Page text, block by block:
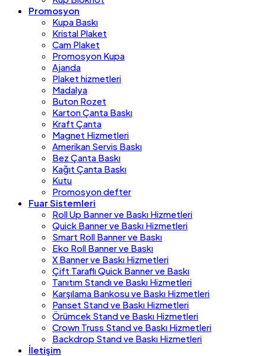
Promosyon
Kupa Baskı
Kristal Plaket
Cam Plaket
Promosyon Kupa
Ajanda
Plaket hizmetleri
Madalya
Buton Rozet
Karton Çanta Baskı
Kraft Çanta
Magnet Hizmetleri
Amerikan Servis Baskı
Bez Çanta Baskı
Kağıt Çanta Baskı
Kutu
Promosyon defter
Fuar Sistemleri
Roll Up Banner ve Baskı Hizmetleri
Quick Banner ve Baskı Hizmetleri
Smart Roll Banner ve Baskı
Eko Roll Banner ve Baskı
X Banner ve Baskı Hizmetleri
Çift Taraflı Quick Banner ve Baskı
Tanıtım Standı ve Baskı Hizmetleri
Karşılama Bankosu ve Baskı Hizmetleri
Panset Stand ve Baskı Hizmetleri
Örümcek Stand ve Baskı Hizmetleri
Crown Truss Stand ve Baskı Hizmetleri
Backdrop Stand ve Baskı Hizmetleri
İletişim